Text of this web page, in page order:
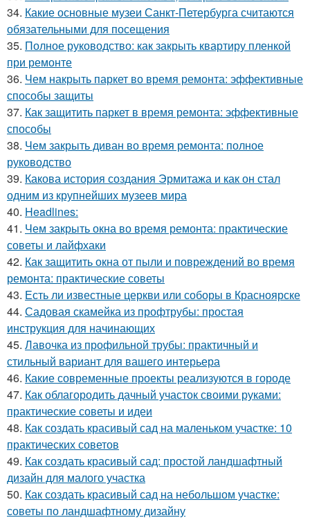
34. Какие основные музеи Санкт-Петербурга считаются
обязательными для посещения
35. Полное руководство: как закрыть квартиру пленкой
при ремонте
36. Чем накрыть паркет во время ремонта: эффективные
способы защиты
37. Как защитить паркет в время ремонта: эффективные
способы
38. Чем закрыть диван во время ремонта: полное
руководство
39. Какова история создания Эрмитажа и как он стал
одним из крупнейших музеев мира
40. Headlines:
41. Чем закрыть окна во время ремонта: практические
советы и лайфхаки
42. Как защитить окна от пыли и повреждений во время
ремонта: практические советы
43. Есть ли известные церкви или соборы в Красноярске
44. Садовая скамейка из профтрубы: простая
инструкция для начинающих
45. Лавочка из профильной трубы: практичный и
стильный вариант для вашего интерьера
46. Какие современные проекты реализуются в городе
47. Как облагородить дачный участок своими руками:
практические советы и идеи
48. Как создать красивый сад на маленьком участке: 10
практических советов
49. Как создать красивый сад: простой ландшафтный
дизайн для малого участка
50. Как создать красивый сад на небольшом участке:
советы по ландшафтному дизайну